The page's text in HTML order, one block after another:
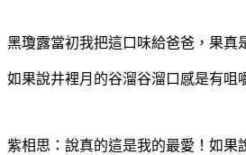
黑瓊露當初我把這口味給爸爸，果真
如果說井裡月的谷溜谷溜口感是有咀
紫相思：說真的這是我的最愛！如果